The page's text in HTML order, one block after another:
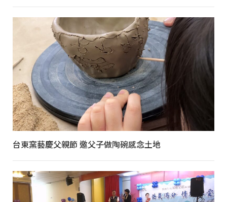
台東窯藝慶父親節 邀父子做陶碗感念土地